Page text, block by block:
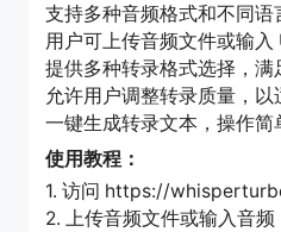
支持多种音频格式和不同
用户可上传音频文件或输入
提供多种转录格式选择，满
允许用户调整转录质量，以
一键生成转录文本，操作简
使用教程：
1. 访问 https://
2. 上传音频文件或输入音频